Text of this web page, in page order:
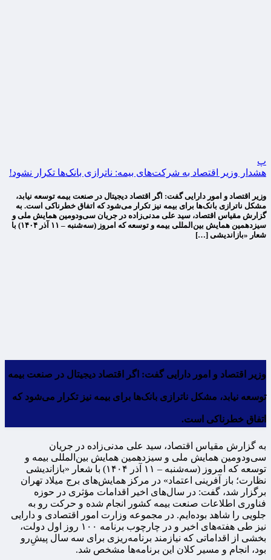
پ
هشدار وزیر اقتصاد به شرکت‌های بیمه: ناترازی بانک‌ها تکرار نشود!
وزیر اقتصاد و امور دارایی گفت: اگر اقتصاد دیجیتال در صنعت بیمه توسعه نیابد،
مشکل ناترازی بانک‌ها برای بیمه نیز تکرار می‌شود که اتفاق خطرناکی است. به
گزارش مقیاس اقتصاد، سید علی مدنی‌زاده در جریان سی‌ودومین همایش ملی و
سیزدهمین همایش بین‌المللی بیمه و توسعه که امروز (سه‌شنبه – ۱۱ آذر ۱۴۰۴) با
شعار «بازاندیشی […]
وزیر اقتصاد و امور دارایی گفت: اگر اقتصاد دیجیتال در صنعت بیمه
توسعه نیابد، مشکل ناترازی بانک‌ها برای بیمه نیز تکرار می‌شود که
اتفاق خطرناکی است.
به گزارش مقیاس اقتصاد، سید علی مدنی‌زاده در جریان
سی‌ودومین همایش ملی و سیزدهمین همایش بین‌المللی بیمه و
توسعه که امروز (سه‌شنبه – ۱۱ آذر ۱۴۰۴) با شعار «بازاندیشی
نظارت؛ باز آفرینی اعتماد» در مرکز همایش‌های برج میلاد تهران
برگزار شد، گفت: در سال‌های اخیر اقدامات مؤثری در حوزه
فناوری اطلاعات صنعت بیمه کشور انجام شده و حرکت رو به
جلویی را شاهد بوده‌ایم. در مجموعه وزارت امور اقتصادی و دارایی
نیز طی هفته‌های اخیر و در چارچوب برنامه ۱۰۰ روز اول دولت،
بخشی از اقداماتی که نیازمند برنامه‌ریزی برای سه سال پیش‌ِرو
بود، انجام و مسیر کلان این برنامه‌ها مشخص شد.